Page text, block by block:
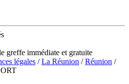
greffe immédiate et gratuite
légales /La Réunion /Réunion /